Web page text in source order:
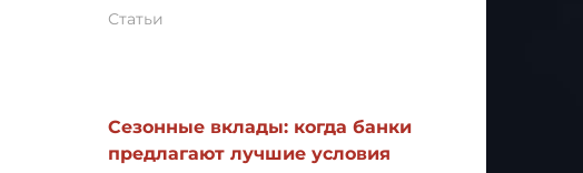
Статьи
Сезонные вклады: когда банки
предлагают лучшие условия